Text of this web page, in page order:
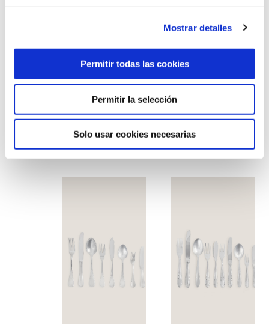
Mostrar detalles
Permitir todas las cookies
Permitir la selección
Solo usar cookies necesarias
Cubertería oro Cubertería titanium